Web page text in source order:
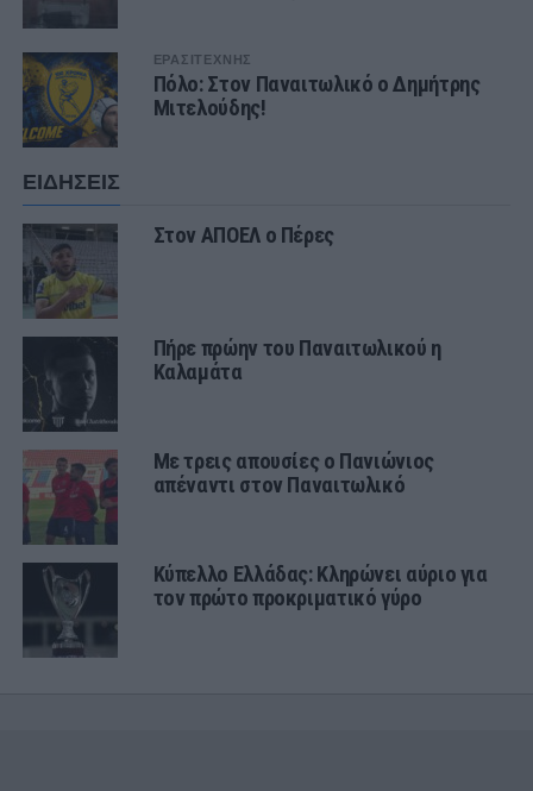
ΕΡΑΣΙΤΕΧΝΗΣ
Πόλο: Στον Παναιτωλικό ο Δημήτρης
Μιτελούδης!
ΕΙΔΗΣΕΙΣ
Στον ΑΠΟΕΛ ο Πέρες
Πήρε πρώην του Παναιτωλικού η
Καλαμάτα
Με τρεις απουσίες ο Πανιώνιος
απέναντι στον Παναιτωλικό
Κύπελλο Ελλάδας: Κληρώνει αύριο για
τον πρώτο προκριματικό γύρο